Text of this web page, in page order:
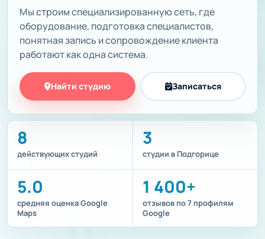
Мы строим специализированную сеть, где
оборудование, подготовка специалистов,
понятная запись и сопровождение клиента
работают как одна система.
Найти студию Записаться
8
действующих студий
3
студии в Подгорице
5.0
средняя оценка Google
Maps
1 400+
отзывов по 7 профилям
Google